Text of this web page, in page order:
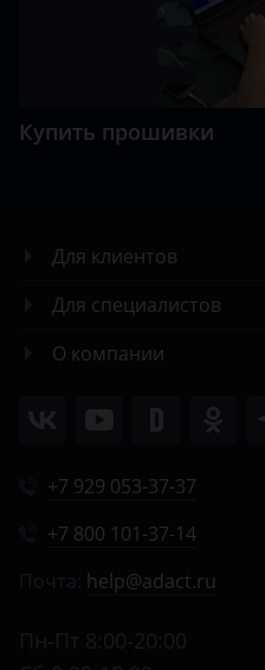
Купить прошивки
Для клиентов
Для специалистов
О компании
+7 929 053-37-37
+7 800 101-37-14
help@adact.ru